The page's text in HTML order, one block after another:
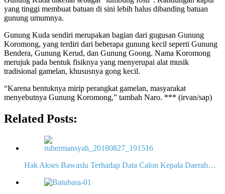
yang tinggi membuat batuan di sini lebih halus dibanding batuan
gunung umumnya.
Gunung Kuda sendiri merupakan bagian dari gugusan Gunung
Koromong, yang terdiri dari beberapa gunung kecil seperti Gunung
Bendera, Gunung Kerud, dan Gunung Goong. Nama Koromong
merujuk pada bentuk fisiknya yang menyerupai alat musik
tradisional gamelan, khususnya gong kecil.
“Karena bentuknya mirip perangkat gamelan, masyarakat
menyebutnya Gunung Koromong,” tambah Naro. *** (irvan/sap)
Related Posts:
Hak Akses Bawaslu Terhadap Data Calon Kepala Daerah…